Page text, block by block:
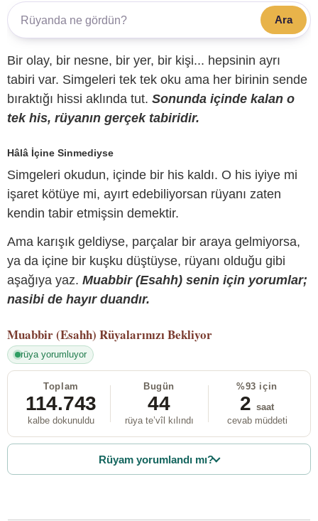
Ara
Bir olay, bir nesne, bir yer, bir kişi... hepsinin ayrı
tabiri var. Simgeleri tek tek oku ama her birinin sende
bıraktığı hissi aklında tut. Sonunda içinde kalan o
tek his, rüyanın gerçek tabiridir.
Hâlâ İçine Sinmediyse
Simgeleri okudun, içinde bir his kaldı. O his iyiye mi
işaret kötüye mi, ayırt edebiliyorsan rüyanı zaten
kendin tabir etmişsin demektir.
Ama karışık geldiyse, parçalar bir araya gelmiyorsa,
ya da içine bir kuşku düştüyse, rüyanı olduğu gibi
aşağıya yaz. Muabbir (Esahh) senin için yorumlar;
nasibi de hayır duandır.
Muabbir (Esahh) Rüyalarınızı Bekliyor
rüya yorumluyor
Toplam
114.743
kalbe dokunuldu
Bugün
44
rüya te’vîl kılındı
%93 için
2 saat
cevab müddeti
Rüyam yorumlandı mı?